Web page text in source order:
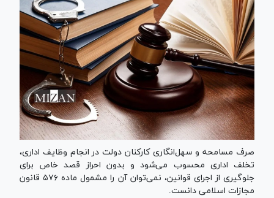
صرف مسامحه و سهل‌انگاری کارکنان دولت در انجام وظایف اداری،
تخلف اداری محسوب می‌شود و بدون احراز قصد خاص برای
جلوگیری از اجرای قوانین، نمی‌توان آن را مشمول ماده ۵۷۶ قانون
مجازات اسلامی دانست.